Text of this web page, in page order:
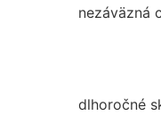
nezáväzná
dlhoročné